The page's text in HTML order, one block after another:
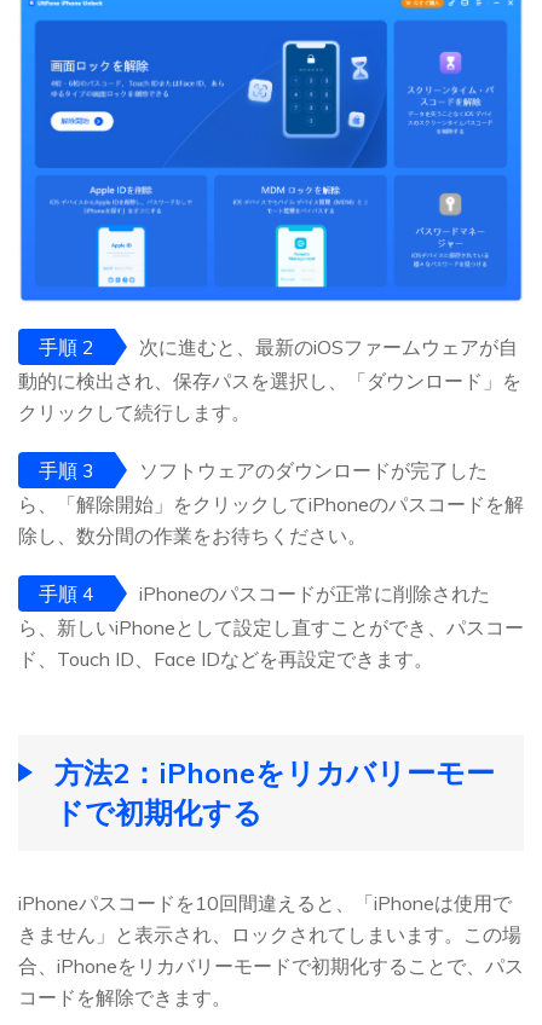
手順 2
次に進むと、最新のiOSファームウェアが自
動的に検出され、保存パスを選択し、「ダウンロード」を
クリックして続行します。
手順 3
ソフトウェアのダウンロードが完了した
ら、「解除開始」をクリックしてiPhoneのパスコードを解
除し、数分間の作業をお待ちください。
手順 4
iPhoneのパスコードが正常に削除された
ら、新しいiPhoneとして設定し直すことができ、パスコー
ド、Touch ID、Face IDなどを再設定できます。
方法2：iPhoneをリカバリーモー
ドで初期化する
iPhoneパスコードを10回間違えると、「iPhoneは使用で
きません」と表示され、ロックされてしまいます。この場
合、iPhoneをリカバリーモードで初期化することで、パス
コードを解除できます。